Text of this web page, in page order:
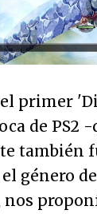
primer
de PS2 -
también
el género
nos